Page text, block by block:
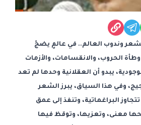
وندوب العالم.. في عالمٍ يضجّ
الحروب، والانقسامات، والأزمات
يبدو أن العقلانية وحدها لم تعد
وفي هذا السياق، يبرز الشعر
البراغماتية، وتنفذ إلى عمق
معنى، وتعزيها، وتوقظ فيها